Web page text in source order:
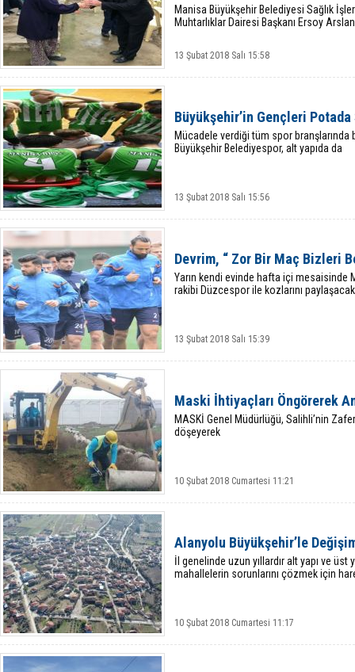
Manisa Büyükşehir Belediyesi Sağlık
Muhtarlıklar Dairesi Başkanı Ersoy
13 Şubat 2018 Salı 15:58
Büyükşehir’in Gençleri Potada
Mücadele verdiği tüm spor branşlarında
Büyükşehir Belediyespor, alt yapıda da
13 Şubat 2018 Salı 15:56
Devrim, “ Zor Bir Maç Bizleri
Yarın kendi evinde hafta içi mesaisinde
rakibi Düzcespor ile kozlarını paylaşacak
13 Şubat 2018 Salı 15:39
Maski İhtiyaçları Öngörerek
MASKİ Genel Müdürlüğü, Salihli’nin
döşeyerek
10 Şubat 2018 Cumartesi 11:21
Alanyolu Büyükşehir’le
İl genelinde uzun yıllardır alt yapı ve üst
mahallelerin sorunlarını çözmek için
10 Şubat 2018 Cumartesi 11:17